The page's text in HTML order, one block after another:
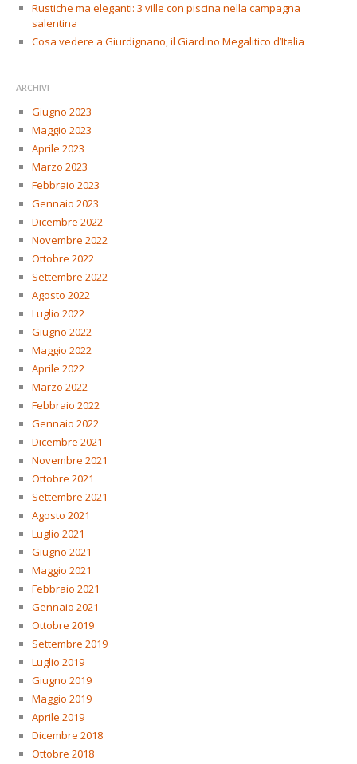
Rustiche ma eleganti: 3 ville con piscina nella campagna
salentina
Cosa vedere a Giurdignano, il Giardino Megalitico d’Italia
ARCHIVI
Giugno 2023
Maggio 2023
Aprile 2023
Marzo 2023
Febbraio 2023
Gennaio 2023
Dicembre 2022
Novembre 2022
Ottobre 2022
Settembre 2022
Agosto 2022
Luglio 2022
Giugno 2022
Maggio 2022
Aprile 2022
Marzo 2022
Febbraio 2022
Gennaio 2022
Dicembre 2021
Novembre 2021
Ottobre 2021
Settembre 2021
Agosto 2021
Luglio 2021
Giugno 2021
Maggio 2021
Febbraio 2021
Gennaio 2021
Ottobre 2019
Settembre 2019
Luglio 2019
Giugno 2019
Maggio 2019
Aprile 2019
Dicembre 2018
Ottobre 2018